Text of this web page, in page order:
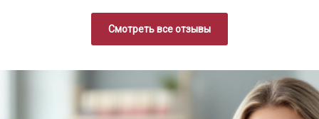
Смотреть все отзывы